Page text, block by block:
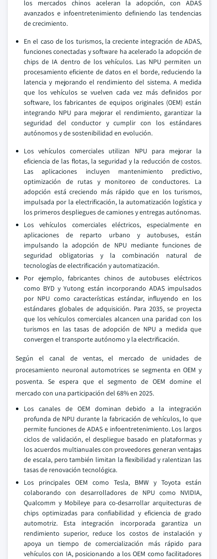
los mercados chinos aceleran la adopción, con ADAS
avanzados e infoentretenimiento definiendo las tendencias
de crecimiento.
En el caso de los turismos, la creciente integración de ADAS,
funciones conectadas y software ha acelerado la adopción de
chips de IA dentro de los vehículos. Las NPU permiten un
procesamiento eficiente de datos en el borde, reduciendo la
latencia y mejorando el rendimiento del sistema. A medida
que los vehículos se vuelven cada vez más definidos por
software, los fabricantes de equipos originales (OEM) están
integrando NPU para mejorar el rendimiento, garantizar la
seguridad del conductor y cumplir con los estándares
autónomos y de sostenibilidad en evolución.
Los vehículos comerciales utilizan NPU para mejorar la
eficiencia de las flotas, la seguridad y la reducción de costos.
Las aplicaciones incluyen mantenimiento predictivo,
optimización de rutas y monitoreo de conductores. La
adopción está creciendo más rápido que en los turismos,
impulsada por la electrificación, la automatización logística y
los primeros despliegues de camiones y entregas autónomas.
Los vehículos comerciales eléctricos, especialmente en
aplicaciones de reparto urbano y autobuses, están
impulsando la adopción de NPU mediante funciones de
seguridad obligatorias y la combinación natural de
tecnologías de electrificación y automatización.
Por ejemplo, fabricantes chinos de autobuses eléctricos
como BYD y Yutong están incorporando ADAS impulsados
por NPU como características estándar, influyendo en los
estándares globales de adquisición. Para 2035, se proyecta
que los vehículos comerciales alcancen una paridad con los
turismos en las tasas de adopción de NPU a medida que
convergen el transporte autónomo y la electrificación.
Según el canal de ventas, el mercado de unidades de
procesamiento neuronal automotrices se segmenta en OEM y
posventa. Se espera que el segmento de OEM domine el
mercado con una participación del 68% en 2025.
Los canales de OEM dominan debido a la integración
profunda de NPU durante la fabricación de vehículos, lo que
permite funciones de ADAS e infoentretenimiento. Los largos
ciclos de validación, el despliegue basado en plataformas y
los acuerdos multianuales con proveedores generan ventajas
de escala, pero también limitan la flexibilidad y ralentizan las
tasas de renovación tecnológica.
Los principales OEM como Tesla, BMW y Toyota están
colaborando con desarrolladores de NPU como NVIDIA,
Qualcomm y Mobileye para co-desarrollar arquitecturas de
chips optimizadas para confiabilidad y eficiencia de grado
automotriz. Esta integración incorporada garantiza un
rendimiento superior, reduce los costos de instalación y
apoya un tiempo de comercialización más rápido para
vehículos con IA, posicionando a los OEM como facilitadores